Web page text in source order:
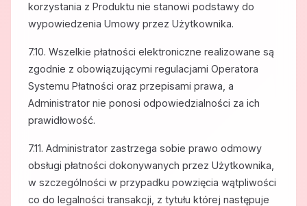
korzystania z Produktu nie stanowi podstawy do
wypowiedzenia Umowy przez Użytkownika.
7.10. Wszelkie płatności elektroniczne realizowane są
zgodnie z obowiązującymi regulacjami Operatora
Systemu Płatności oraz przepisami prawa, a
Administrator nie ponosi odpowiedzialności za ich
prawidłowość.
7.11. Administrator zastrzega sobie prawo odmowy
obsługi płatności dokonywanych przez Użytkownika,
w szczególności w przypadku powzięcia wątpliwości
co do legalności transakcji, z tytułu której następuje